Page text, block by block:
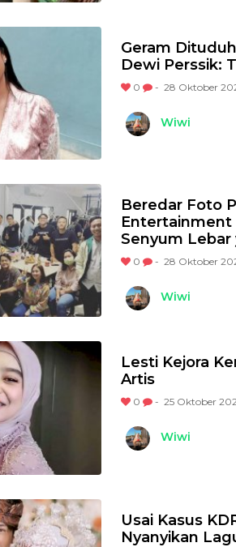
Geram
Dewi Perssik:
0 - 28 Oktober
Wiwi
Beredar Foto
Entertainment
Senyum Lebar
0 - 28 Oktober
Wiwi
Lesti Kejora
Artis
0 - 25 Oktober
Wiwi
Usai Kasus
Nyanyikan